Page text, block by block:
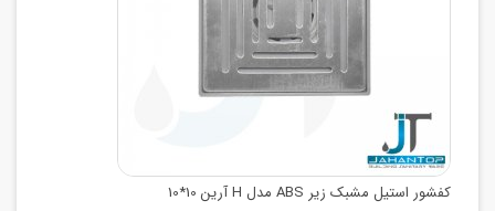
کفشور استیل مشبک زیر ABS مدل H آرین 10*10